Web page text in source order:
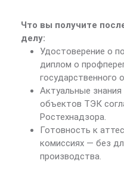
Что вы получите
делу:
Удостоверение о
диплом о
государственного
Актуальные
объектов ТЭК
Ростехнадзора.
Готовность к
комиссиях — без
производства.